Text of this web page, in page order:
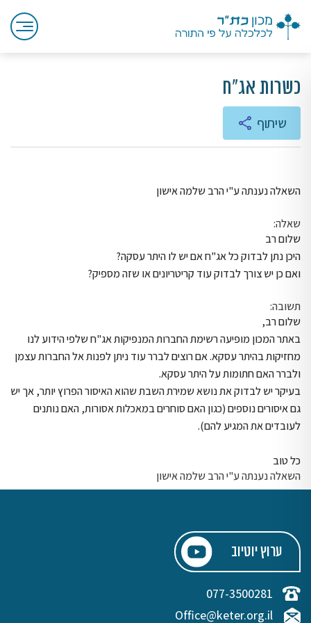
כשרות אג"ח
שיתוף
השאלה נענתה ע"י הרב שלמה אישון
שאלה:
שלום רב
היכן נתן לבדוק כל אג"ח אם יש לו היתר עסקה?
ואם כן יש צורך לבדוק עוד קריטריונים או שזה מספיק?
תשובה:
שלום רב,
באתר המכון מופיעה רשימת החברות המנפיקות אג"ח שלפי הידוע לנו
מחזיקות בהיתר עסקא. אם רוצים לברר עוד ניתן לפנות אל החברות עצמן
ולברר האם חתומות על היתר עסקא.
בעיקר יש לבדוק את נושא שמירת השבת שהוא האיסור הפרוץ יותר, אך יש
גם איסורים נוספים (כגון האם סוחרים במאכלות אסורות, האם נותנים
לעובדים את המגיע להם).
כל טוב
השאלה נענתה ע"י הרב שלמה אישון
ערוץ יוטיוב
077-3500281
Office@keter.org.il